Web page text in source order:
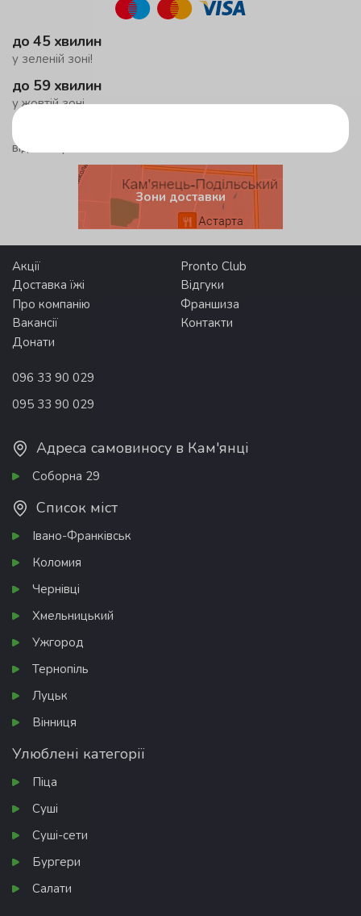
до 45 хвилин
у зеленій зоні!
до 59 хвилин
у жовтій зоні
від 500 грн
Зони доставки
Акції
Pronto Club
Доставка їжі
Відгуки
Про компанію
Франшиза
Вакансії
Контакти
Донати
096 33 90 029
095 33 90 029
Адреса самовиносу в Кам'янці
Соборна 29
Список міст
Івано-Франківськ
Коломия
Чернівці
Хмельницький
Ужгород
Тернопіль
Луцьк
Вінниця
Улюблені категорії
Піца
Суші
Суші-сети
Бургери
Салати